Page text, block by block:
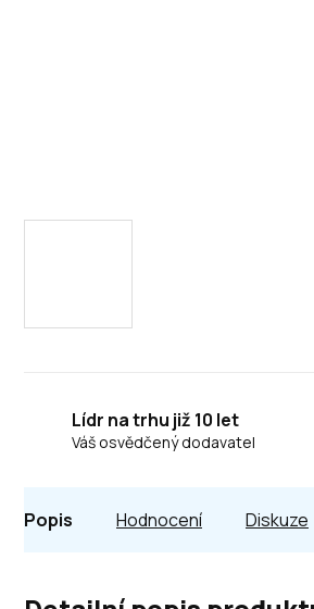
Lídr na trhu již 10 let
Váš osvědčený dodavatel
Popis Hodnocení Diskuze